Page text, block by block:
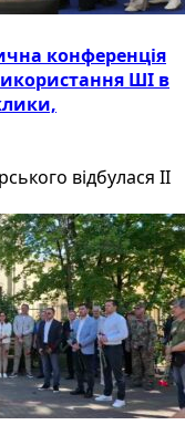
конференція
ШІ в
відбулася ІІ